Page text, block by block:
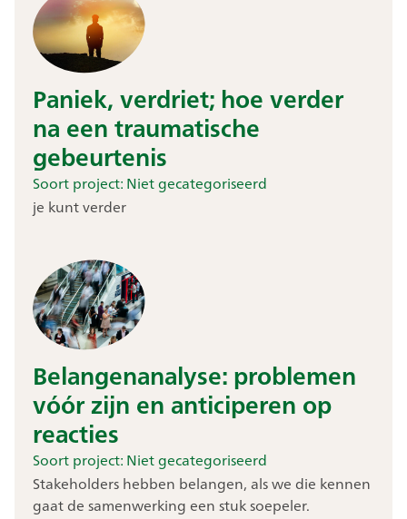
Paniek, verdriet; hoe verder
na een traumatische
gebeurtenis
Soort project:Niet gecategoriseerd
je kunt verder
Belangenanalyse: problemen
vóór zijn en anticiperen op
reacties
Soort project:Niet gecategoriseerd
Stakeholders hebben belangen, als we die kennen
gaat de samenwerking een stuk soepeler.